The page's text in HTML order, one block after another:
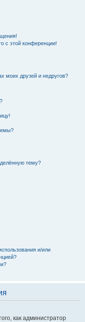
с этой конференции!
моих друзей и недругов?
тему?
и/или
как администратор